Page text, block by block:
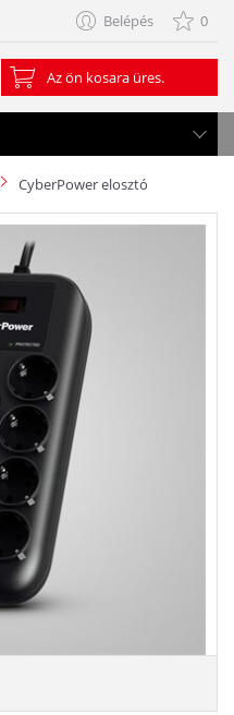
Belépés 0
Az ön kosara üres.
CyberPower elosztó